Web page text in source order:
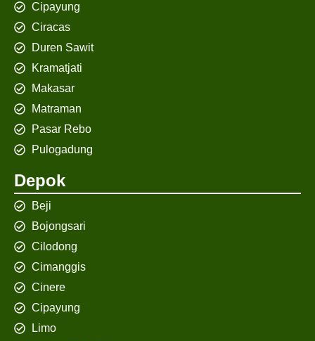
Cipayung
Ciracas
Duren Sawit
Kramatjati
Makasar
Matraman
Pasar Rebo
Pulogadung
Depok
Beji
Bojongsari
Cilodong
Cimanggis
Cinere
Cipayung
Limo